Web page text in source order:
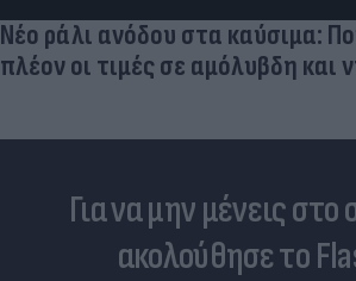
Νέο ράλι ανόδου στα καύσιμα:
πλέον οι τιμές σε αμόλυβδη και
Για να μην μένεις στο
ακολούθησε το